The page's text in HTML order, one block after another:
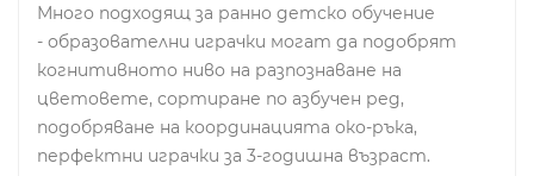
Много подходящ за ранно детско обучение
- образователни играчки могат да подобрят
когнитивното ниво на разпознаване на
цветовете, сортиране по азбучен ред,
подобряване на координацията око-ръка,
перфектни играчки за 3-годишна възраст.